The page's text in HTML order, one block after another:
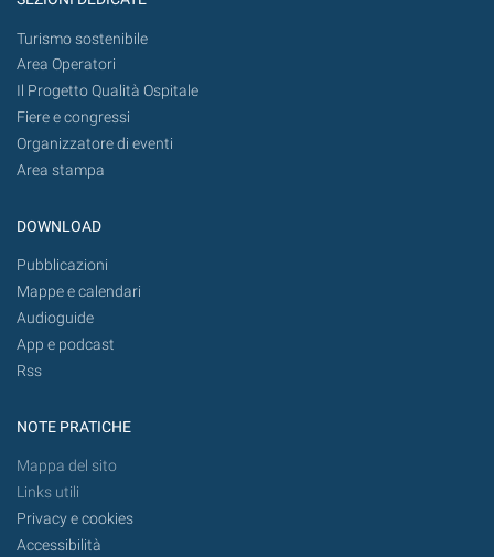
Turismo sostenibile
Area Operatori
Il Progetto Qualità Ospitale
Fiere e congressi
Organizzatore di eventi
Area stampa
DOWNLOAD
Pubblicazioni
Mappe e calendari
Audioguide
App e podcast
Rss
NOTE PRATICHE
Mappa del sito
Links utili
Privacy e cookies
Accessibilità